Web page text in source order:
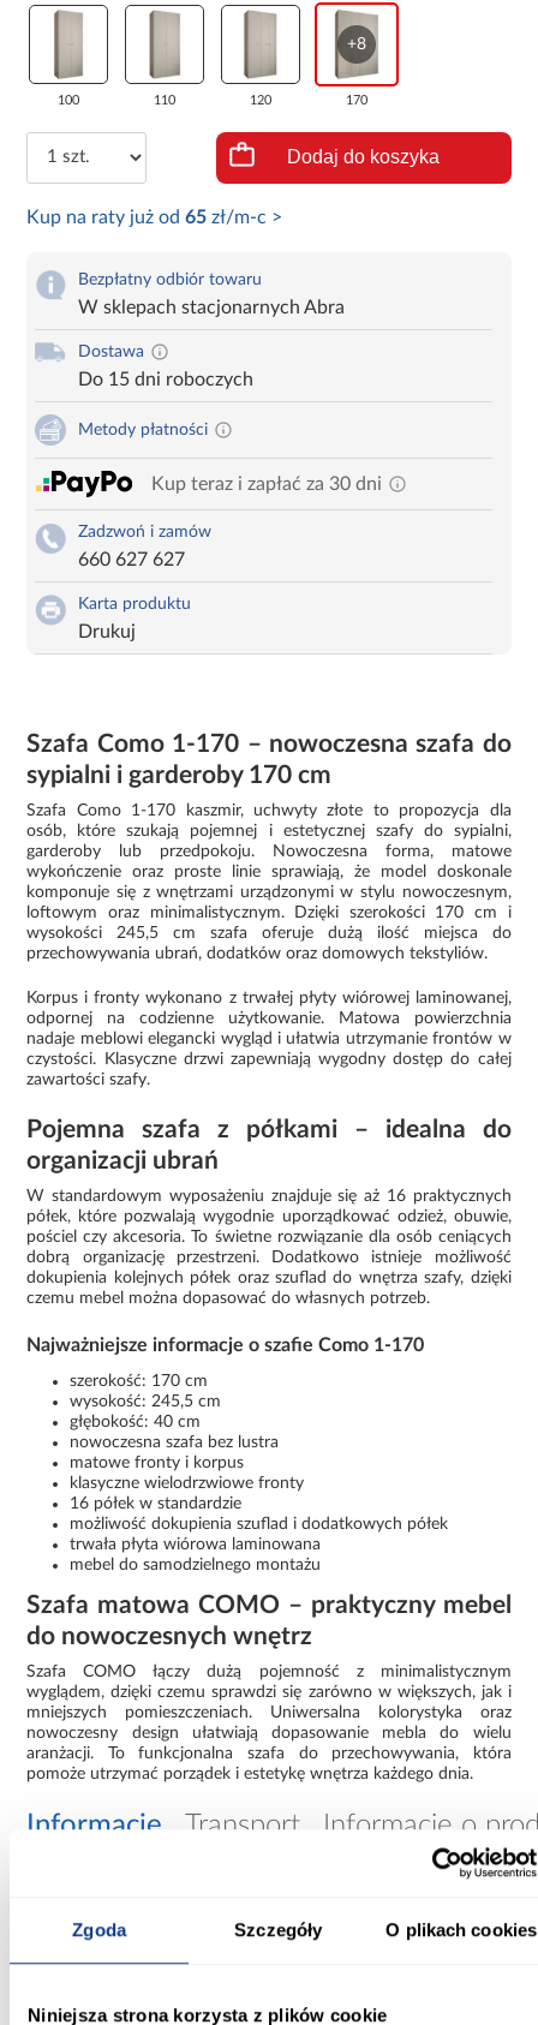
Zgoda Szczegóły O plikach cookies
Niniejsza strona korzysta z plików cookie
100 110 120
+8
170
Dodaj do koszyka
Kup na raty już od65 zł/m-c >
Bezpłatny odbiór towaru
W sklepach stacjonarnych Abra
Dostawa
Do 15 dni roboczych
Metody płatności
Kup teraz i zapłać za 30 dni
Zadzwoń i zamów
660 627 627
Karta produktu
Drukuj
Szafa Como 1-170 – nowoczesna szafa do
sypialni i garderoby 170 cm
Szafa Como 1-170 kaszmir, uchwyty złote to propozycja dla
osób, które szukają pojemnej i estetycznej szafy do sypialni,
garderoby lub przedpokoju. Nowoczesna forma, matowe
wykończenie oraz proste linie sprawiają, że model doskonale
komponuje się z wnętrzami urządzonymi w stylu nowoczesnym,
loftowym oraz minimalistycznym. Dzięki szerokości 170 cm i
wysokości 245,5 cm szafa oferuje dużą ilość miejsca do
przechowywania ubrań, dodatków oraz domowych tekstyliów.
Korpus i fronty wykonano z trwałej płyty wiórowej laminowanej,
odpornej na codzienne użytkowanie. Matowa powierzchnia
nadaje meblowi elegancki wygląd i ułatwia utrzymanie frontów w
czystości. Klasyczne drzwi zapewniają wygodny dostęp do całej
zawartości szafy.
Pojemna szafa z półkami – idealna do
organizacji ubrań
W standardowym wyposażeniu znajduje się aż 16 praktycznych
półek, które pozwalają wygodnie uporządkować odzież, obuwie,
pościel czy akcesoria. To świetne rozwiązanie dla osób ceniących
dobrą organizację przestrzeni. Dodatkowo istnieje możliwość
dokupienia kolejnych półek oraz szuflad do wnętrza szafy, dzięki
czemu mebel można dopasować do własnych potrzeb.
Najważniejsze informacje o szafie Como 1-170
szerokość: 170 cm
wysokość: 245,5 cm
głębokość: 40 cm
nowoczesna szafa bez lustra
matowe fronty i korpus
klasyczne wielodrzwiowe fronty
16 półek w standardzie
możliwość dokupienia szuflad i dodatkowych półek
trwała płyta wiórowa laminowana
mebel do samodzielnego montażu
Szafa matowa COMO – praktyczny mebel
do nowoczesnych wnętrz
Szafa COMO łączy dużą pojemność z minimalistycznym
wyglądem, dzięki czemu sprawdzi się zarówno w większych, jak i
mniejszych pomieszczeniach. Uniwersalna kolorystyka oraz
nowoczesny design ułatwiają dopasowanie mebla do wielu
aranżacji. To funkcjonalna szafa do przechowywania, która
pomoże utrzymać porządek i estetykę wnętrza każdego dnia.
Informacje Transport Informacje o
170.00
40.00